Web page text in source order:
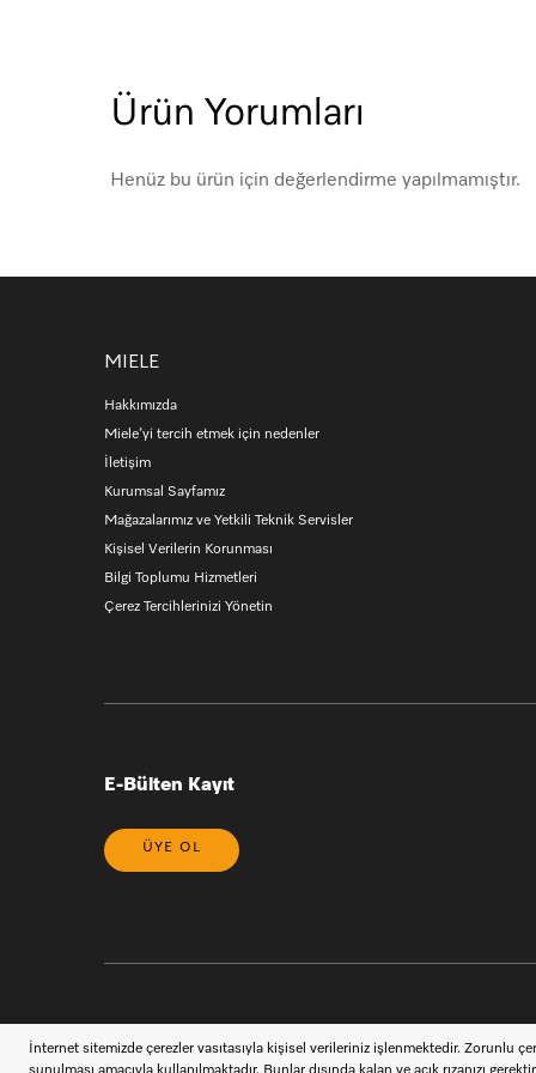
Ürün Yorumları
Henüz bu ürün için değerlendirme yapılmamıştır.
MIELE
Hakkımızda
Miele’yi tercih etmek için nedenler
İletişim
Kurumsal Sayfamız
Mağazalarımız ve Yetkili Teknik Servisler
Kişisel Verilerin Korunması
Bilgi Toplumu Hizmetleri
Çerez Tercihlerinizi Yönetin
E-Bülten Kayıt
ÜYE OL
İletişim
Müşteri Hizmetleri
444 11 22 Miele